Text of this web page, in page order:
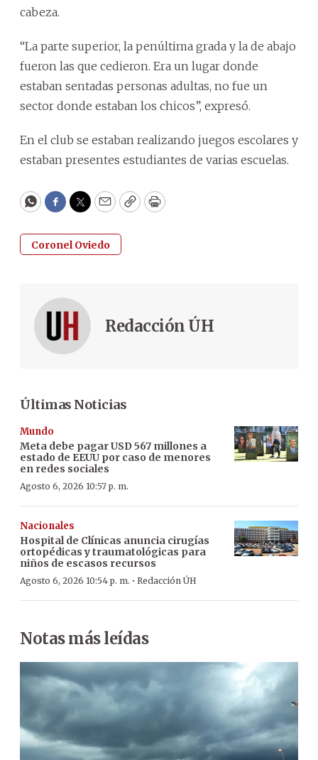
cabeza.
“La parte superior, la penúltima grada y la de abajo
fueron las que cedieron. Era un lugar donde
estaban sentadas personas adultas, no fue un
sector donde estaban los chicos”, expresó.
En el club se estaban realizando juegos escolares y
estaban presentes estudiantes de varias escuelas.
WhatsApp
Facebook
Twitter
EmailCopyPrint
Coronel Oviedo
Redacción ÚH
Últimas Noticias
Mundo
Meta debe pagar USD 567 millones a
estado de EEUU por caso de menores
en redes sociales
Agosto 6, 2026 10:57 p. m.
Nacionales
Hospital de Clínicas anuncia cirugías
ortopédicas y traumatológicas para
niños de escasos recursos
Agosto 6, 2026 10:54 p. m. · Redacción ÚH
Notas más leídas